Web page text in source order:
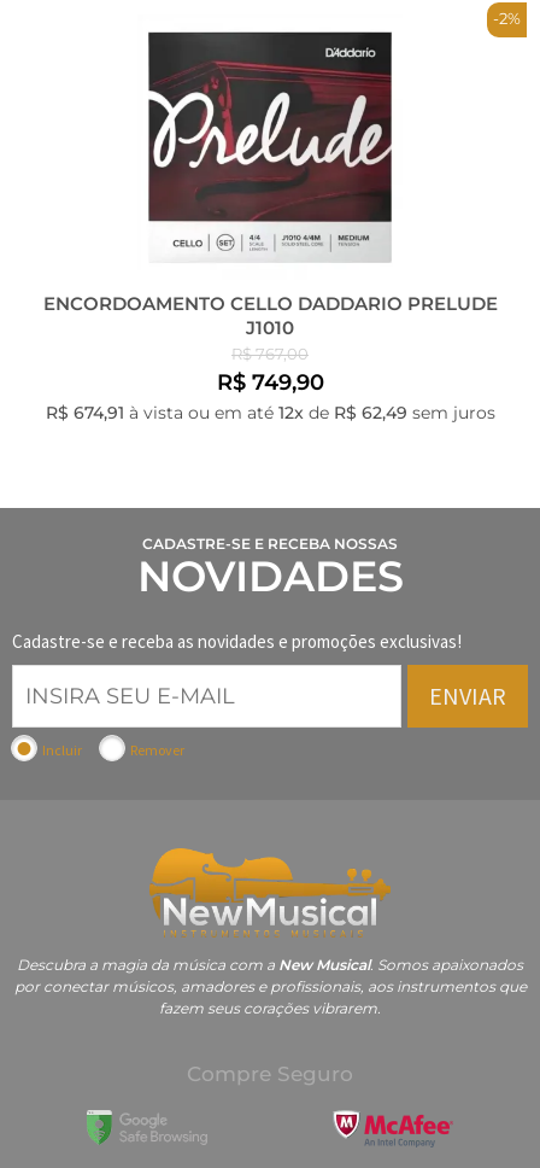
-2%
ENCORDOAMENTO CELLO DADDARIO PRELUDE
J1010
R$ 767,00
R$ 749,90
R$ 674,91 à vista ou em até 12xde R$ 62,49 sem juros
CADASTRE-SE E RECEBA NOSSAS
NOVIDADES
Cadastre-se e receba as novidades e promoções exclusivas!
ENVIAR
Incluir Remover
Descubra a magia da música com a New Musical. Somos apaixonados
por conectar músicos, amadores e profissionais, aos instrumentos que
fazem seus corações vibrarem.
Compre Seguro